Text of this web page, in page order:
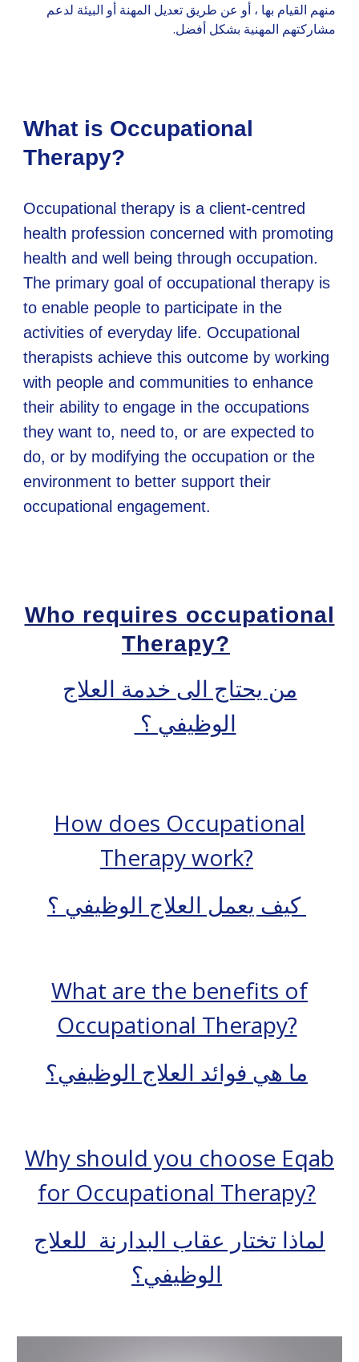
منهم القيام بها ، أو عن طريق تعديل المهنة أو البيئة لدعم
مشاركتهم المهنية بشكل أفضل.
What is Occupational
Therapy?
Occupational therapy is a client-centred
health profession concerned with promoting
health and well being through occupation.
The primary goal of occupational therapy is
to enable people to participate in the
activities of everyday life. Occupational
therapists achieve this outcome by working
with people and communities to enhance
their ability to engage in the occupations
they want to, need to, or are expected to
do, or by modifying the occupation or the
environment to better support their
occupational engagement.
Who requires occupational
Therapy?
من يحتاج الى خدمة العلاج
الوظيفي ؟
How does Occupational
Therapy work?
كيف يعمل العلاج الوظيفي ؟
What are the benefits of
Occupational Therapy?
ما هي فوائد العلاج الوظيفي؟
Why should you choose Eqab
for Occupational Therapy?
لماذا تختار عقاب البدارنة للعلاج
الوظيفي؟